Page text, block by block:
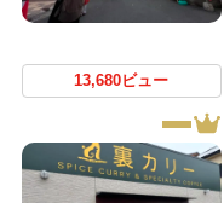
13,680ビュー